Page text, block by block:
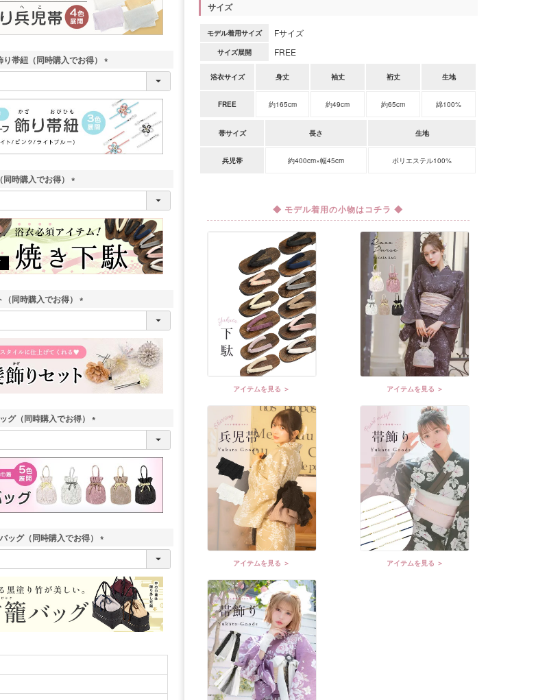
帯紐（同時購入でお得）
(
必
須
時購入でお得）
(
必
須
)
同時購入でお得）
(
必
須
グ（同時購入でお得）
(
必
須
)
ッグ（同時購入でお得）
(
必
)
サイズ
モデル着用サイズ Fサイズ
サイズ展開 FREE
浴衣サイズ 身丈 袖丈 裄丈 生地
FREE 約165cm 約49cm 約65cm 綿100%
帯サイズ 長さ 生地
兵児帯 約400cm×幅45cm ポリエステル100%
◆ モデル着用の小物はコチラ ◆
アイテムを見る ＞ アイテムを見る ＞
アイテムを見る ＞ アイテムを見る ＞